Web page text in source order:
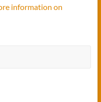
information on